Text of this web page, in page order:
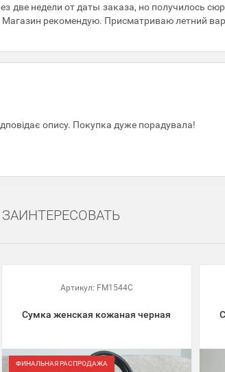
две недели от даты заказа, но получилось
рекомендую. Присматриваю летний
опису. Покупка дуже порадувала!
Артикул: FM1544C
Сумка женская кожаная черная
ФИНАЛЬНАЯ РАСПРОДАЖА